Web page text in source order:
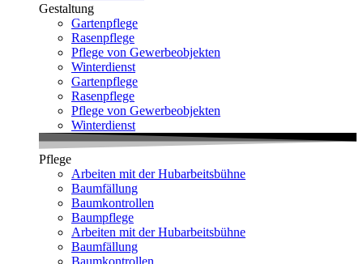
Gestaltung
Gartenpflege
Rasenpflege
Pflege von Gewerbeobjekten
Winterdienst
Gartenpflege
Rasenpflege
Pflege von Gewerbeobjekten
Winterdienst
Pflege
Arbeiten mit der Hubarbeitsbühne
Baumfällung
Baumkontrollen
Baumpflege
Arbeiten mit der Hubarbeitsbühne
Baumfällung
Baumkontrollen